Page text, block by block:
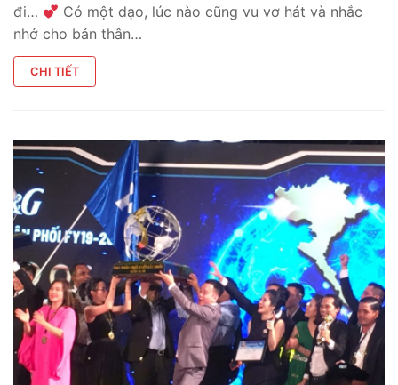
đi…
Có một dạo, lúc nào cũng vu vơ hát và nhắc
nhớ cho bản thân…
CHI TIẾT